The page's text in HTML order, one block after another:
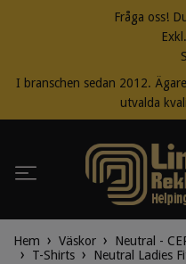
Fråga oss!
I branschen sedan 2012.
utvalda
Hem Väskor
Neutral -
T-Shirts
Neutral Ladies